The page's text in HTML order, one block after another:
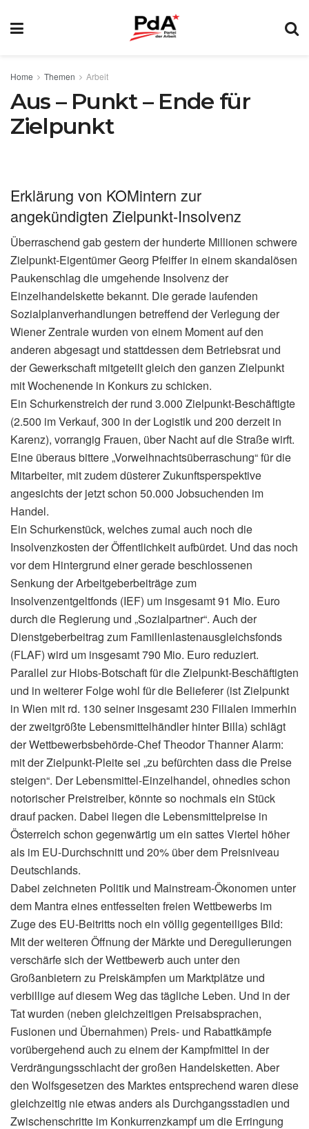
Home Themen Arbeit
Aus – Punkt – Ende für
Zielpunkt
Erklärung von KOMintern zur
angekündigten Zielpunkt-Insolvenz
Überraschend gab gestern der hunderte Millionen schwere
Zielpunkt-Eigentümer Georg Pfeiffer in einem skandalösen
Paukenschlag die umgehende Insolvenz der
Einzelhandelskette bekannt. Die gerade laufenden
Sozialplanverhandlungen betreffend der Verlegung der
Wiener Zentrale wurden von einem Moment auf den
anderen abgesagt und stattdessen dem Betriebsrat und
der Gewerkschaft mitgeteilt gleich den ganzen Zielpunkt
mit Wochenende in Konkurs zu schicken.
Ein Schurkenstreich der rund 3.000 Zielpunkt-Beschäftigte
(2.500 im Verkauf, 300 in der Logistik und 200 derzeit in
Karenz), vorrangig Frauen, über Nacht auf die Straße wirft.
Eine überaus bittere „Vorweihnachtsüberraschung“ für die
Mitarbeiter, mit zudem düsterer Zukunftsperspektive
angesichts der jetzt schon 50.000 Jobsuchenden im
Handel.
Ein Schurkenstück, welches zumal auch noch die
Insolvenzkosten der Öffentlichkeit aufbürdet. Und das noch
vor dem Hintergrund einer gerade beschlossenen
Senkung der Arbeitgeberbeiträge zum
Insolvenzentgeltfonds (IEF) um insgesamt 91 Mio. Euro
durch die Regierung und „Sozialpartner“. Auch der
Dienstgeberbeitrag zum Familienlastenausgleichsfonds
(FLAF) wird um insgesamt 790 Mio. Euro reduziert.
Parallel zur Hiobs-Botschaft für die Zielpunkt-Beschäftigten
und in weiterer Folge wohl für die Belieferer (ist Zielpunkt
in Wien mit rd. 130 seiner insgesamt 230 Filialen immerhin
der zweitgrößte Lebensmittelhändler hinter Billa) schlägt
der Wettbewerbsbehörde-Chef Theodor Thanner Alarm:
mit der Zielpunkt-Pleite sei „zu befürchten dass die Preise
steigen“. Der Lebensmittel-Einzelhandel, ohnedies schon
notorischer Preistreiber, könnte so nochmals ein Stück
drauf packen. Dabei liegen die Lebensmittelpreise in
Österreich schon gegenwärtig um ein sattes Viertel höher
als im EU-Durchschnitt und 20% über dem Preisniveau
Deutschlands.
Dabei zeichneten Politik und Mainstream-Ökonomen unter
dem Mantra eines entfesselten freien Wettbewerbs im
Zuge des EU-Beitritts noch ein völlig gegenteiliges Bild:
Mit der weiteren Öffnung der Märkte und Deregulierungen
verschärfe sich der Wettbewerb auch unter den
Großanbietern zu Preiskämpfen um Marktplätze und
verbillige auf diesem Weg das tägliche Leben. Und in der
Tat wurden (neben gleichzeitigen Preisabsprachen,
Fusionen und Übernahmen) Preis- und Rabattkämpfe
vorübergehend auch zu einem der Kampfmittel in der
Verdrängungsschlacht der großen Handelsketten. Aber
den Wolfsgesetzen des Marktes entsprechend waren diese
gleichzeitig nie etwas anders als Durchgangsstadien und
Zwischenschritte im Konkurrenzkampf um die Erringung